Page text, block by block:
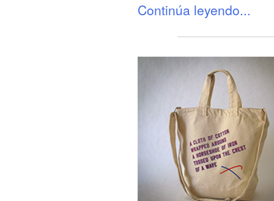
Continúa leyendo...